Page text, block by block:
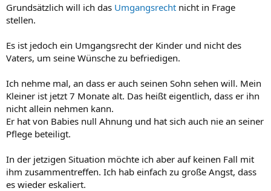
Grundsätzlich will ich das Umgangsrecht nicht in Frage
stellen.
Es ist jedoch ein Umgangsrecht der Kinder und nicht des
Vaters, um seine Wünsche zu befriedigen.
Ich nehme mal, an dass er auch seinen Sohn sehen will. Mein
Kleiner ist jetzt 7 Monate alt. Das heißt eigentlich, dass er ihn
nicht allein nehmen kann.
Er hat von Babies null Ahnung und hat sich auch nie an seiner
Pflege beteiligt.
In der jetzigen Situation möchte ich aber auf keinen Fall mit
ihm zusammentreffen. Ich hab einfach zu große Angst, dass
es wieder eskaliert.